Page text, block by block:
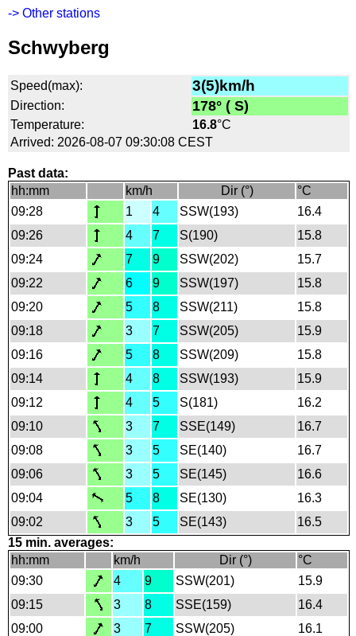
-> Other stations
Schwyberg
Speed(max): 3(5)km/h
Direction: 178° ( S)
Temperature: 16.8°C
Arrived: 2026-08-07 09:30:08 CEST
Past data:
hh:mm
km/h Dir (°)
°C
09:28
1 4 SSW(193)
16.4
09:26
4 7 S(190)
15.8
09:24
7 9 SSW(202)
15.7
09:22
6 9 SSW(197)
15.8
09:20
5 8 SSW(211)
15.8
09:18
3 7 SSW(205)
15.9
09:16
5 8 SSW(209)
15.8
09:14
4 8 SSW(193)
15.9
09:12
4 5 S(181)
16.2
09:10
3 7 SSE(149)
16.7
09:08
3 5 SE(140)
16.7
09:06
3 5 SE(145)
16.6
09:04
5 8 SE(130)
16.3
09:02
3 5 SE(143)
16.5
15 min. averages:
hh:mm
km/h Dir (°)
°C
09:30
4 9 SSW(201)
15.9
09:15
3 8 SSE(159)
16.4
09:00
3 7 SSW(205)
16.1